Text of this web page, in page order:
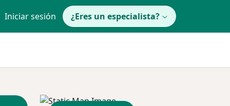
Iniciar sesión ¿Eres un especialista?